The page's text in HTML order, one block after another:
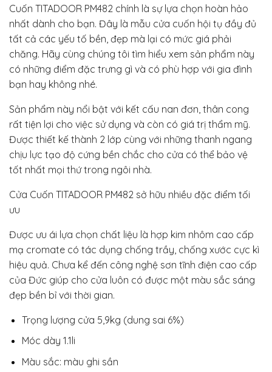
Cuốn TITADOOR PM482 chính là sự lựa chọn hoàn hảo
nhất dành cho bạn. Đây là mẫu cửa cuốn hội tụ đầy đủ
tất cả các yếu tố bền, đẹp mà lại có mức giá phải
chăng. Hãy cùng chúng tôi tìm hiểu xem sản phẩm này
có những điểm đặc trưng gì và có phù hợp với gia đình
bạn hay không nhé.
Sản phẩm này nổi bật với kết cấu nan đơn, thân cong
rất tiện lợi cho việc sử dụng và còn có giá trị thẩm mỹ.
Được thiết kế thành 2 lớp cùng với những thanh ngang
chịu lực tạo độ cứng bền chắc cho cửa có thể bảo vệ
tốt nhất mọi thứ trong ngôi nhà.
Cửa Cuốn TITADOOR PM482 sở hữu nhiều đặc điểm tối
ưu
Được ưu ái lựa chọn chất liệu là hợp kim nhôm cao cấp
mạ cromate có tác dụng chống trầy, chống xước cực kì
hiệu quả. Chưa kể đến công nghệ sơn tĩnh điện cao cấp
của Đức giúp cho cửa luôn có được một màu sắc sáng
đẹp bền bỉ với thời gian.
Trọng lượng cửa 5,9kg (dung sai 6%)
Móc dày 1.1li
Màu sắc: màu ghi sần